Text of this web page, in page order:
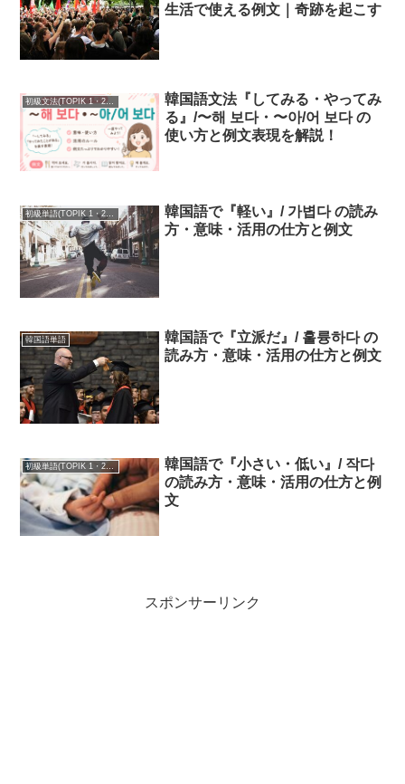
生活で使える例文｜奇跡を起こす
初級文法(TOPIK 1・2級)
韓国語文法『してみる・やってみ
る』/〜해 보다・〜아/어 보다 の
使い方と例文表現を解説！
初級単語(TOPIK 1・2級)
韓国語で『軽い』/ 가볍다 の読み
方・意味・活用の仕方と例文
韓国語単語
韓国語で『立派だ』/ 훌륭하다 の
読み方・意味・活用の仕方と例文
韓国語で『小さい・低い』/ 작다
の読み方・意味・活用の仕方と例
文
スポンサーリンク